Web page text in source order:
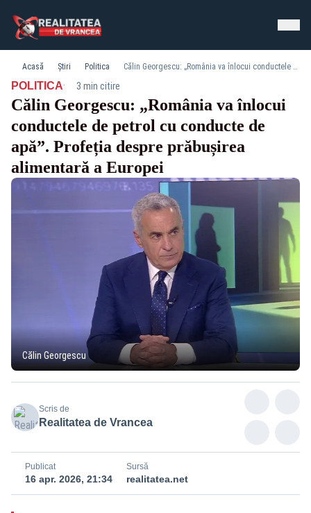
Acasă Știri Politica Călin Georgescu: „România va înlocui conductele de petrol cu conducte de apă”. Profeția despre prăbușirea alimentară a Europei
POLITICA· 3 min citire
Călin Georgescu: „România va înlocui
conductele de petrol cu conducte de
apă”. Profeția despre prăbușirea
alimentară a Europei
Călin Georgescu
Scris de
Realitatea de Vrancea
Publicat
16 apr. 2026, 21:34
Sursă
realitatea.net